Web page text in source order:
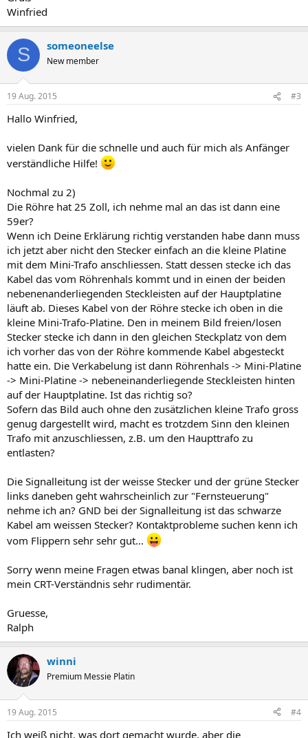
Winfried
S someoneelse
New member
19 Aug. 2015 #3
Hallo Winfried,
vielen Dank für die schnelle und auch für mich als Anfänger
verständliche Hilfe!
Nochmal zu 2)
Die Röhre hat 25 Zoll, ich nehme mal an das ist dann eine
59er?
Wenn ich Deine Erklärung richtig verstanden habe dann muss
ich jetzt aber nicht den Stecker einfach an die kleine Platine
mit dem Mini-Trafo anschliessen. Statt dessen stecke ich das
Kabel das vom Röhrenhals kommt und in einen der beiden
nebenenanderliegenden Steckleisten auf der Hauptplatine
läuft ab. Dieses Kabel von der Röhre stecke ich oben in die
kleine Mini-Trafo-Platine. Den in meinem Bild freien/losen
Stecker stecke ich dann in den gleichen Steckplatz von dem
ich vorher das von der Röhre kommende Kabel abgesteckt
hatte ein. Die Verkabelung ist dann Röhrenhals -> Mini-Platine
-> Mini-Platine -> nebeneinanderliegende Steckleisten hinten
auf der Hauptplatine. Ist das richtig so?
Sofern das Bild auch ohne den zusätzlichen kleine Trafo gross
genug dargestellt wird, macht es trotzdem Sinn den kleinen
Trafo mit anzuschliessen, z.B. um den Haupttrafo zu
entlasten?
Die Signalleitung ist der weisse Stecker und der grüne Stecker
links daneben geht wahrscheinlich zur "Fernsteuerung"
nehme ich an? GND bei der Signalleitung ist das schwarze
Kabel am weissen Stecker? Kontaktprobleme suchen kenn ich
vom Flippern sehr sehr gut...
Sorry wenn meine Fragen etwas banal klingen, aber noch ist
mein CRT-Verständnis sehr rudimentär.
Gruesse,
Ralph
winni
Premium Messie Platin
19 Aug. 2015 #4
Ich weiß nicht, was dort gemacht wurde, aber die